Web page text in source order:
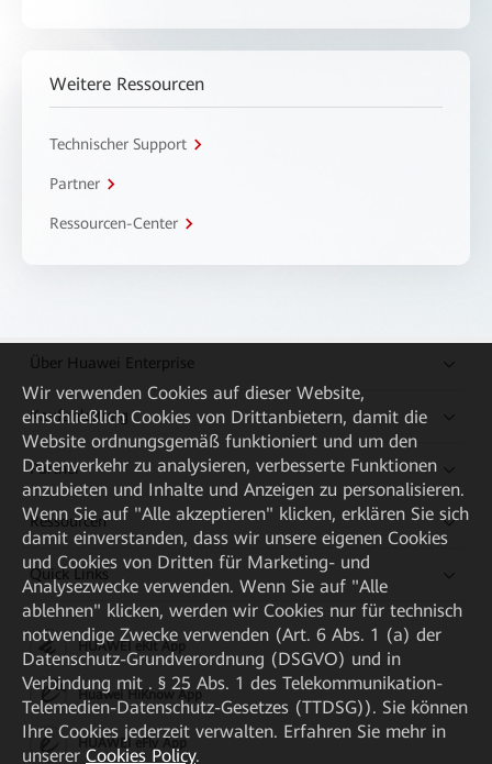
Weitere Ressourcen
Technischer Support
Partner
Ressourcen-Center
Über Huawei Enterprise
Kaufanleitung
Partner
Ressourcen
Quick Links
HUAWEI eKit App
Huawei HiKnow App
HUAWEI eFly App
Wir verwenden Cookies auf dieser Website,
einschließlich Cookies von Drittanbietern, damit die
Website ordnungsgemäß funktioniert und um den
Datenverkehr zu analysieren, verbesserte Funktionen
anzubieten und Inhalte und Anzeigen zu personalisieren.
Wenn Sie auf "Alle akzeptieren" klicken, erklären Sie sich
damit einverstanden, dass wir unsere eigenen Cookies
und Cookies von Dritten für Marketing- und
Analysezwecke verwenden. Wenn Sie auf "Alle
ablehnen" klicken, werden wir Cookies nur für technisch
notwendige Zwecke verwenden (Art. 6 Abs. 1 (a) der
Datenschutz-Grundverordnung (DSGVO) und in
Verbindung mit . § 25 Abs. 1 des Telekommunikation-
Telemedien-Datenschutz-Gesetzes (TTDSG)). Sie können
Ihre Cookies jederzeit verwalten. Erfahren Sie mehr in
unserer Cookies Policy.